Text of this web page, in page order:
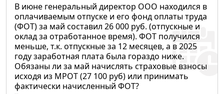
В июне генеральный директор ООО находился в
оплачиваемым отпуске и его фонд оплаты труда
(ФОТ) за май составил 26 000 руб. (отпускные и
оклад за отработанное время). ФОТ получился
меньше, т.к. отпускные за 12 месяцев, а в 2025
году заработная плата была гораздо ниже.
Обязаны ли за май начислять страховые взносы
исходя из МРОТ (27 100 руб) или принимать
фактически начисленный ФОТ?